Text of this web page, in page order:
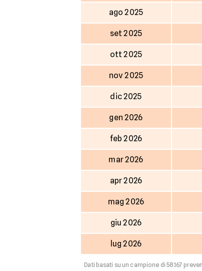
ago 2025
set 2025
ott 2025
nov 2025
dic 2025
gen 2026
feb 2026
mar 2026
apr 2026
mag 2026
giu 2026
lug 2026
Dati basati su un campione di 58.167